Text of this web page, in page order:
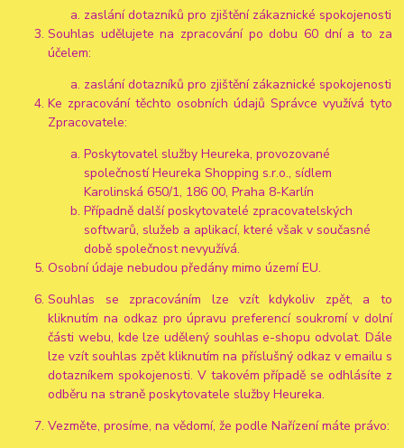
zaslání dotazníků pro zjištění zákaznické spokojenosti
Souhlas udělujete na zpracování po dobu 60 dní a to za
účelem:
zaslání dotazníků pro zjištění zákaznické spokojenosti
Ke zpracování těchto osobních údajů Správce využívá tyto
Zpracovatele:
Poskytovatel služby Heureka, provozované
společností Heureka Shopping s.r.o., sídlem
Karolinská 650/1, 186 00, Praha 8-Karlín
Případně další poskytovatelé zpracovatelských
softwarů, služeb a aplikací, které však v současné
době společnost nevyužívá.
Osobní údaje nebudou předány mimo území EU.
Souhlas se zpracováním lze vzít kdykoliv zpět, a to
kliknutím na odkaz pro úpravu preferencí soukromí v dolní
části webu, kde lze udělený souhlas e-shopu odvolat. Dále
lze vzít souhlas zpět kliknutím na příslušný odkaz v emailu s
dotazníkem spokojenosti. V takovém případě se odhlásíte z
odběru na straně poskytovatele služby Heureka.
Vezměte, prosíme, na vědomí, že podle Nařízení máte právo: